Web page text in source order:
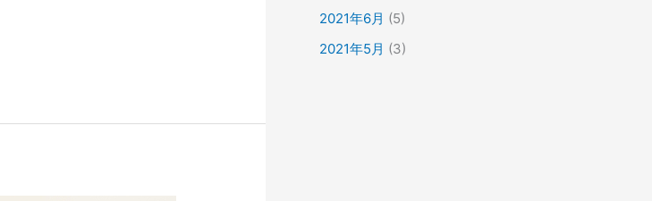
2021年6月 (5)
2021年5月 (3)